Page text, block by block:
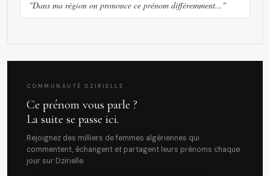
"Dans ma région on prononce ce prénom différemment..."
COMMUNAUTÉ DZIRIELLE
Ce prénom vous parle ?
La suite se passe ici.
Rejoignez des milliers de femmes algériennes qui
commentent, échangent et partagent leurs prénoms chaque
jour sur Dzirielle.